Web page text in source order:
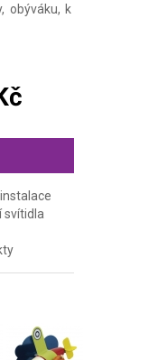
obýváku, k
svítidla